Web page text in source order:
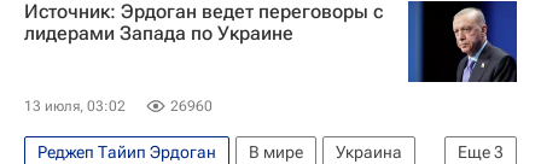
Интерпол
Источник: Эрдоган ведет переговоры с
лидерами Запада по Украине
13 июля, 03:02 26960
Еще3
Реджеп Тайип Эрдоган В мире
Украина